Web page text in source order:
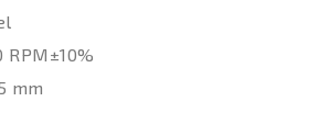
RPM±10%
mm